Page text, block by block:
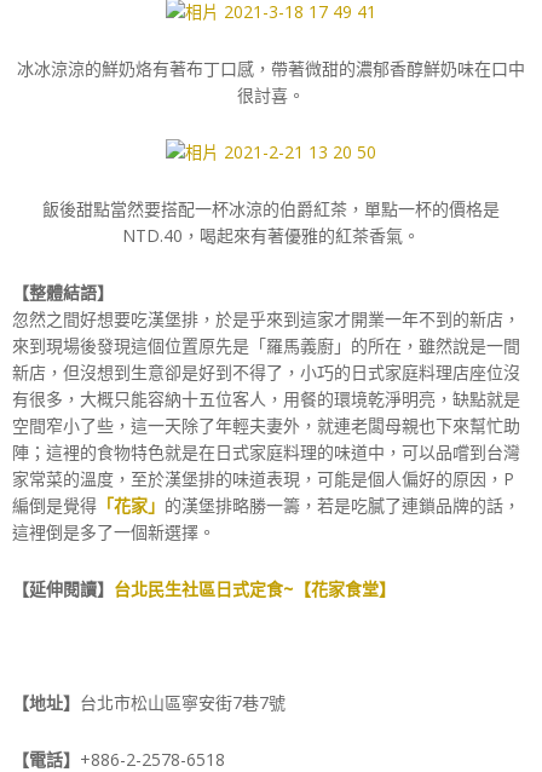
冰冰涼涼的鮮奶烙有著布丁口感，帶著微甜的濃郁香醇鮮奶味在口中
很討喜。
飯後甜點當然要搭配一杯冰涼的伯爵紅茶，單點一杯的價格是
NTD.40，喝起來有著優雅的紅茶香氣。
【整體結語】
忽然之間好想要吃漢堡排，於是乎來到這家才開業一年不到的新店，
來到現場後發現這個位置原先是「羅馬義廚」的所在，雖然說是一間
新店，但沒想到生意卻是好到不得了，小巧的日式家庭料理店座位沒
有很多，大概只能容納十五位客人，用餐的環境乾淨明亮，缺點就是
空間窄小了些，這一天除了年輕夫妻外，就連老闆母親也下來幫忙助
陣；這裡的食物特色就是在日式家庭料理的味道中，可以品嚐到台灣
家常菜的溫度，至於漢堡排的味道表現，可能是個人偏好的原因，P
編倒是覺得 「花家」 的漢堡排略勝一籌，若是吃膩了連鎖品牌的話，
這裡倒是多了一個新選擇。
【延伸閱讀】 台北民生社區日式定食~【花家食堂】
【地址】 台北市松山區寧安街7巷7號
【電話】 +886-2-2578-6518